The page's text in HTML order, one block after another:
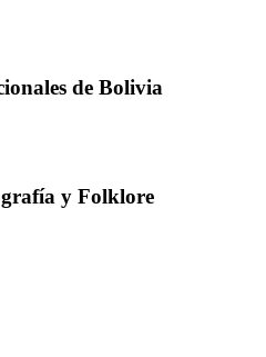
de Bolivia
y Folklore